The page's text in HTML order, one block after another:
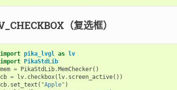
（复选框）
import pika_lvgl as lv
import PikaStdLib
mem = PikaStdLib.MemChecker()
cb = lv. checkbox( lv. screen_active())
cb. set_text ( "Apple" )